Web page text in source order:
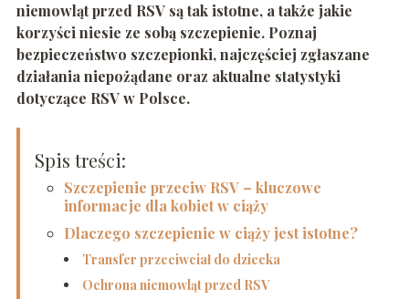
niemowląt przed RSV są tak istotne, a także jakie
korzyści niesie ze sobą szczepienie. Poznaj
bezpieczeństwo szczepionki, najczęściej zgłaszane
działania niepożądane oraz aktualne statystyki
dotyczące RSV w Polsce.
Spis treści:
Szczepienie przeciw RSV – kluczowe
informacje dla kobiet w ciąży
Dlaczego szczepienie w ciąży jest istotne?
Transfer przeciwciał do dziecka
Ochrona niemowląt przed RSV